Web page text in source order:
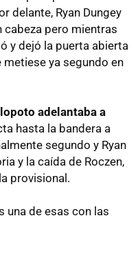
delante, Ryan Dungey
cabeza pero mientras
y dejó la puerta abierta
ya segundo en
adelantaba a
hasta la bandera a
segundo y Ryan
y la caída de Roczen,
provisional.
una de esas con las